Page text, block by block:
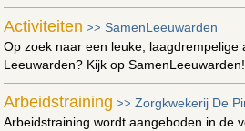
Activiteiten >> SamenLeeuwarden
Op zoek naar een leuke, laagdrempelige
Leeuwarden? Kijk op SamenLeeuwarden!
Arbeidstraining >>Zorgkwekerij De
Arbeidstraining wordt aangeboden in de